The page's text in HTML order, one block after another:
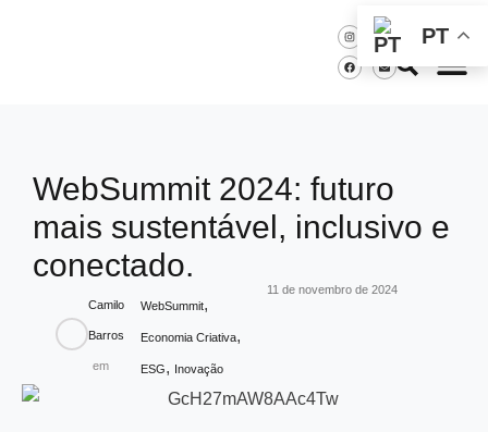
WebSummit 2024: futuro
mais sustentável, inclusivo e
conectado.
Camilo
Barros
em
WebSummit,
Economia Criativa,
ESG, Inovação
11 de novembro de 2024
PT